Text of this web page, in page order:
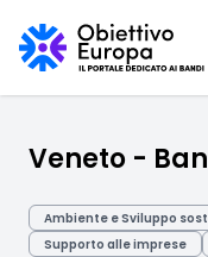
Veneto -
Ambiente e Sviluppo
Supporto alle imprese